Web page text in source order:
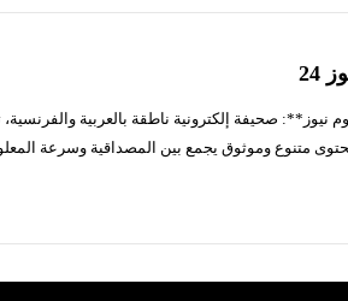
صحيفة إلكترونية ناطقة بالعربية والفرنسية،
متنوع وموثوق يجمع بين المصداقية وسرعة